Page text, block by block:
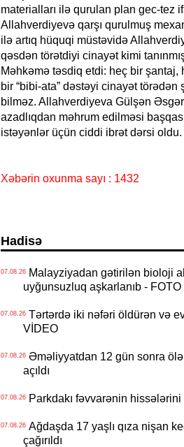
materialları ilə qurulan plan gec-tez
Allahverdiyevə qarşı qurulmuş
ilə artıq hüquqi müstəvidə
qəsdən törətdiyi cinayət kimi
Məhkəmə təsdiq etdi: heç bir şantaj,
bir “bibi-ata” dəstəyi cinayət
bilməz. Allahverdiyeva Gülşən Əsgər
azadlıqdan məhrum edilməsi
istəyənlər üçün ciddi ibrət dərsi oldu.
Xəbərin oxunma sayı : 1432
Hadisə
07.08.26Malayziyadan gətirilən bioloji
uyğunsuzluq aşkarlanıb - FOTO
07.08.26Tərtərdə iki nəfəri öldürən və
VİDEO
07.08.26Əməliyyatdan 12 gün sonra
açıldı
07.08.26Parkdakı fəvvarənin hissələrini
07.08.26Ağdaşda 17 yaşlı qıza nişan
çağırıldı